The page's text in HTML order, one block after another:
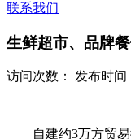
联系我们
生鲜超市、品牌
访问次数： 发布时间
自建约3万方贸易